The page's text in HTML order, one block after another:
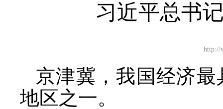
习近平总书
http://
京津冀，我国经济
地区之一。